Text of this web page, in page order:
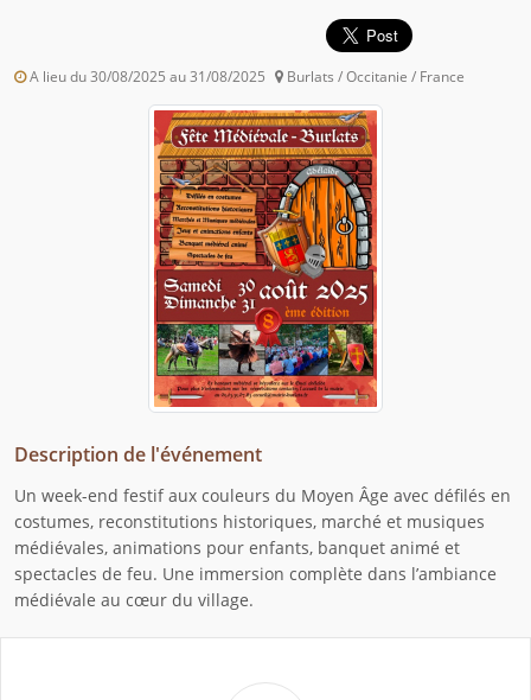
A lieu du 30/08/2025 au 31/08/2025 Burlats / Occitanie / France
Description de l'événement
Un week-end festif aux couleurs du Moyen Âge avec défilés en
costumes, reconstitutions historiques, marché et musiques
médiévales, animations pour enfants, banquet animé et
spectacles de feu. Une immersion complète dans l’ambiance
médiévale au cœur du village.